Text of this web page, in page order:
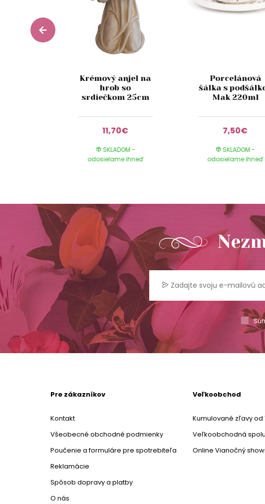
Krémový anjel na
hrob so
srdiečkom 25cm
11,70€
SKLADOM -
odosielame ihneď
Porcelánová
šálka s
Mak 220ml
7,50€
SKLADOM -
odosielame ihneď
Pre zákazníkov
Kontakt
Všeobecné obchodné podmienky
Poučenie a formuláre pre spotrebiteľa
Reklamácie
Spôsob dopravy a platby
O nás
Veľkoobchod
Kumulované zľavy od
Veľkoobchodná
Online Vianočný